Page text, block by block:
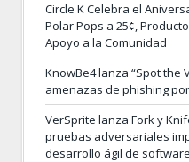
Circle K Celebra el
Polar Pops a 25¢,
Apoyo a la Comunidad
KnowBe4 lanza “Spot the
amenazas de phishing
VerSprite lanza Fork y
pruebas adversariales
desarrollo ágil de software